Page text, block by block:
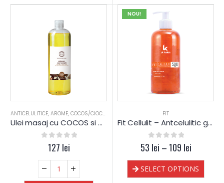
ANTICELULITICE, AROME, COCOS/CIOCOLAT? PIELE SENSIBILA
Ulei masaj cu COCOS si CIOCOLATA – Yamuna
out of 5
127 lei
NOU!
FIT
Fit Cellulit – Antcelulitic gel – Dr.Kelen
0 out of 5
53 lei –109 lei
SELECT OPTIONS